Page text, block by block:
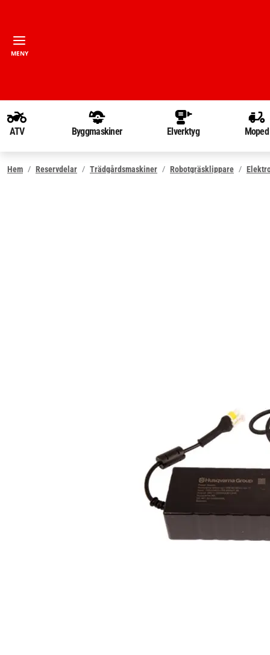
MENY
ATV Byggmaskiner Elverktyg Moped
Hem Reservdelar Trädgårdsmaskiner Robotgräsklippare